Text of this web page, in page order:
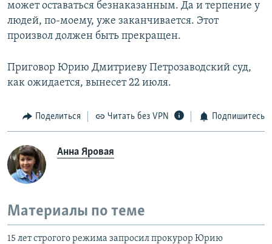
может оставаться безнаказанным. Да и терпение у
людей, по-моему, уже заканчивается. Этот
произвол должен быть прекращен.
Приговор Юрию Дмитриеву Петрозаводский суд,
как ожидается, вынесет 22 июля.
Поделиться Читать без VPN Подпишитесь
Анна Яровая
Материалы по теме
15 лет строгого режима запросил прокурор Юрию